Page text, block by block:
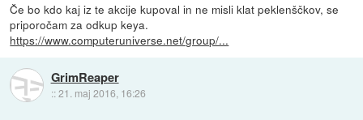
Če bo kdo kaj iz te akcije kupoval in ne misli klat peklenščkov, se
priporočam za odkup keya.
https://www.computeruniverse.net/group/...
GrimReaper
::21. maj 2016, 16:26